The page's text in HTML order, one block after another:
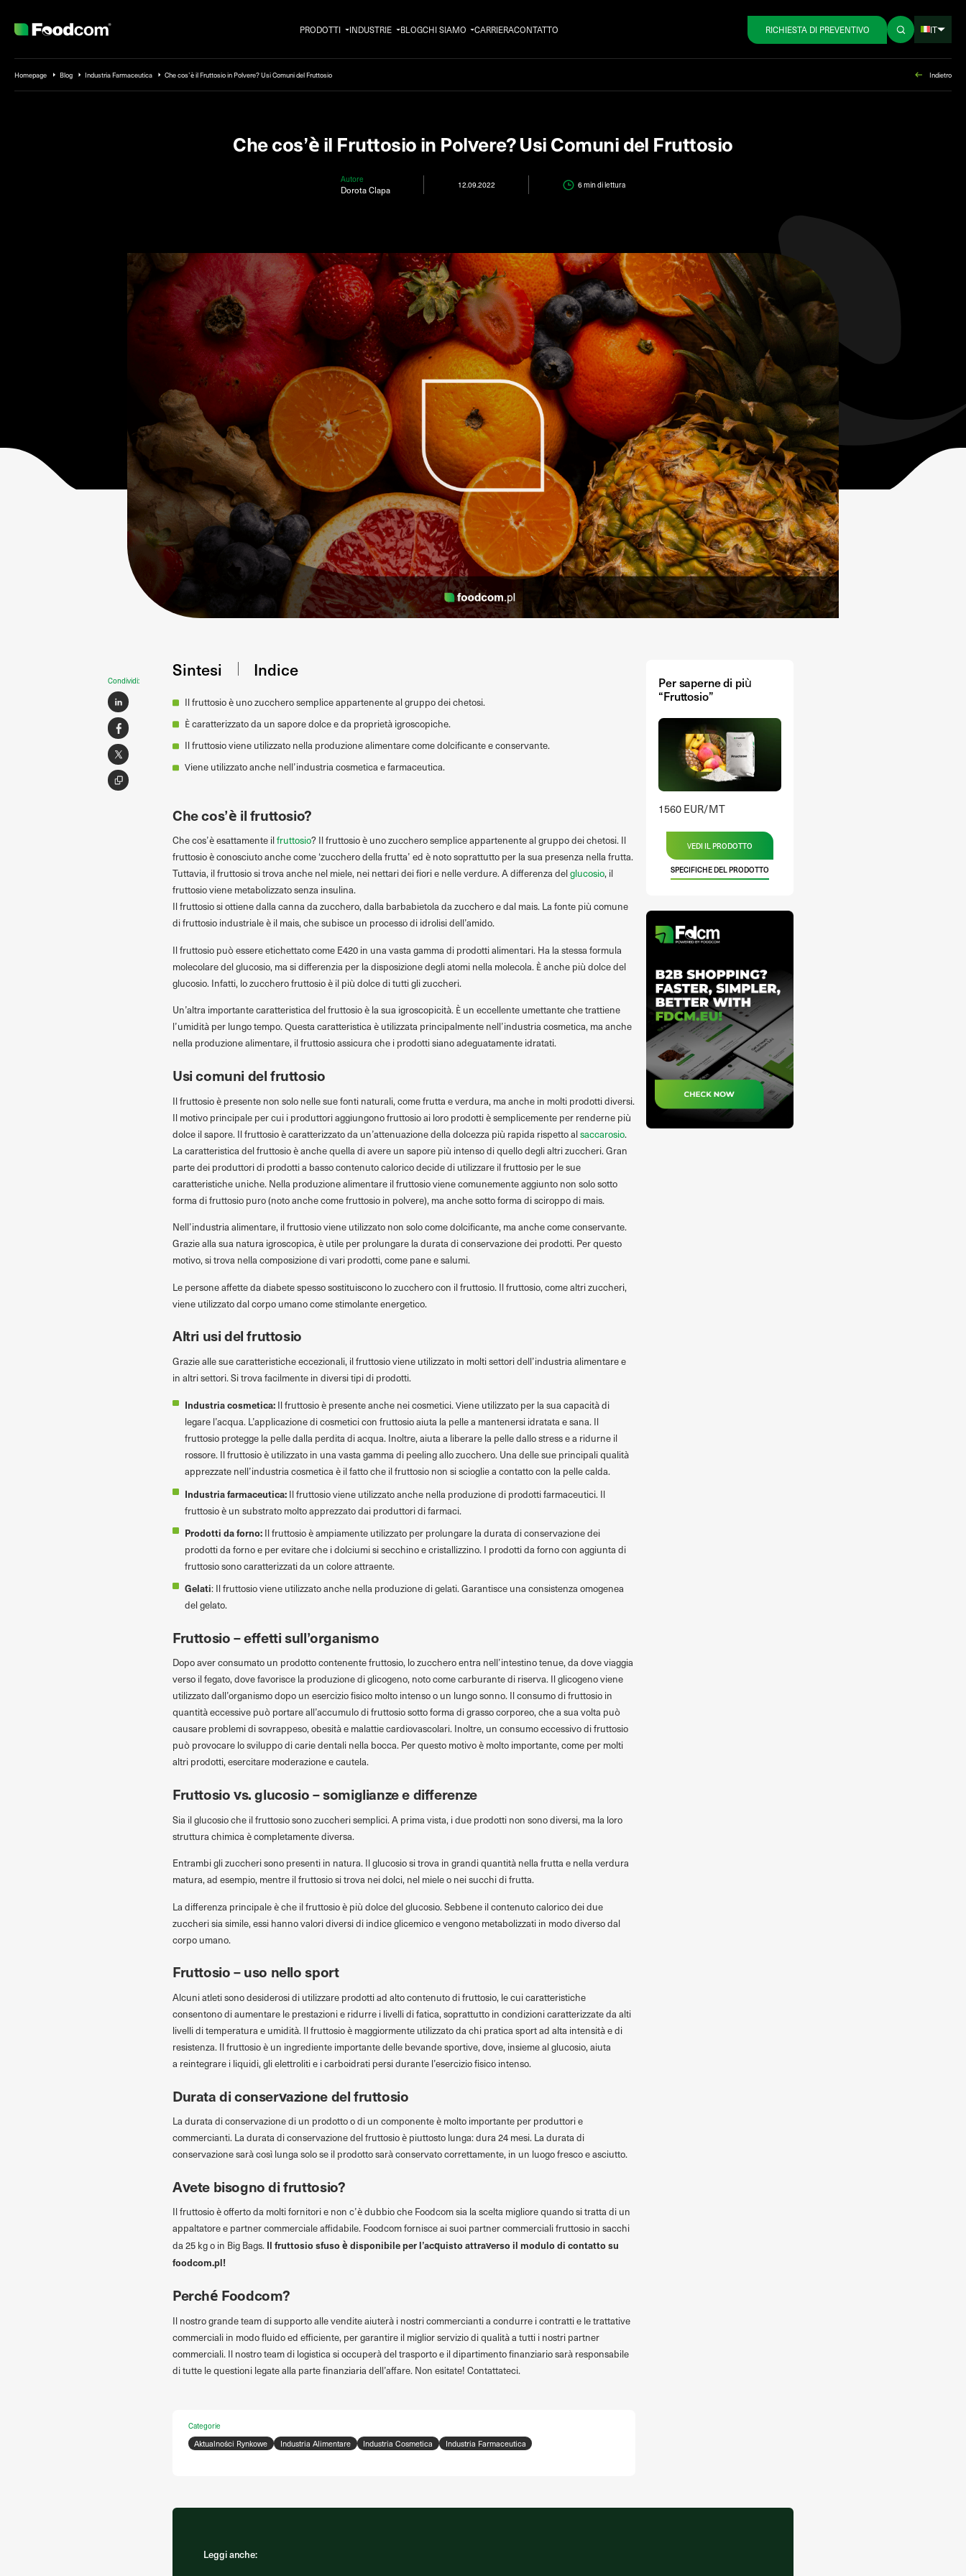
PRODOTTI INDUSTRIE BLOGCHI SIAMO CARRIERACONTATTO RICHIESTA DI PREVENTIVO IT
Homepage Blog Industria Farmaceutica Che cos’è il Fruttosio in Polvere? Usi Comuni del Fruttosio Indietro
Che cos’è il Fruttosio in Polvere? Usi Comuni del Fruttosio
Autore
Dorota Clapa 12.09.2022 6 mindi lettura
Condividi:
Sintesi Indice
Il fruttosio è uno zucchero semplice appartenente al gruppo dei chetosi.
È caratterizzato da un sapore dolce e da proprietà igroscopiche.
Il fruttosio viene utilizzato nella produzione alimentare come dolcificante e conservante.
Viene utilizzato anche nell’industria cosmetica e farmaceutica.
Che cos’è il fruttosio?
Che cos’è esattamente ilfruttosio? Il fruttosio è uno zucchero semplice appartenente al gruppo dei chetosi. Il
fruttosio è conosciuto anche come ‘zucchero della frutta’ ed è noto soprattutto per la sua presenza nella frutta.
Tuttavia, il fruttosio si trova anche nel miele, nei nettari dei fiori e nelle verdure. A differenza delglucosio, il
fruttosio viene metabolizzato senza insulina.
Il fruttosio si ottiene dalla canna da zucchero, dalla barbabietola da zucchero e dal mais. La fonte più comune
di fruttosio industriale è il mais, che subisce un processo di idrolisi dell’amido.
Il fruttosio può essere etichettato come E420 in una vasta gamma di prodotti alimentari. Ha la stessa formula
molecolare del glucosio, ma si differenzia per la disposizione degli atomi nella molecola. È anche più dolce del
glucosio. Infatti, lo zucchero fruttosio è il più dolce di tutti gli zuccheri.
Un’altra importante caratteristica del fruttosio è la sua igroscopicità. È un eccellente umettante che trattiene
l’umidità per lungo tempo. Questa caratteristica è utilizzata principalmente nell’industria cosmetica, ma anche
nella produzione alimentare, il fruttosio assicura che i prodotti siano adeguatamente idratati.
Usi comuni del fruttosio
Il fruttosio è presente non solo nelle sue fonti naturali, come frutta e verdura, ma anche in molti prodotti diversi.
Il motivo principale per cui i produttori aggiungono fruttosio ai loro prodotti è semplicemente per renderne più
dolce il sapore. Il fruttosio è caratterizzato da un’attenuazione della dolcezza più rapida rispetto alsaccarosio.
La caratteristica del fruttosio è anche quella di avere un sapore più intenso di quello degli altri zuccheri. Gran
parte dei produttori di prodotti a basso contenuto calorico decide di utilizzare il fruttosio per le sue
caratteristiche uniche. Nella produzione alimentare il fruttosio viene comunemente aggiunto non solo sotto
forma di fruttosio puro (noto anche come fruttosio in polvere), ma anche sotto forma di sciroppo di mais.
Nell’industria alimentare, il fruttosio viene utilizzato non solo come dolcificante, ma anche come conservante.
Grazie alla sua natura igroscopica, è utile per prolungare la durata di conservazione dei prodotti. Per questo
motivo, si trova nella composizione di vari prodotti, come pane e salumi.
Le persone affette da diabete spesso sostituiscono lo zucchero con il fruttosio. Il fruttosio, come altri zuccheri,
viene utilizzato dal corpo umano come stimolante energetico.
Altri usi del fruttosio
Grazie alle sue caratteristiche eccezionali, il fruttosio viene utilizzato in molti settori dell’industria alimentare e
in altri settori. Si trova facilmente in diversi tipi di prodotti.
Industria cosmetica: Il fruttosio è presente anche nei cosmetici. Viene utilizzato per la sua capacità di
legare l’acqua. L’applicazione di cosmetici con fruttosio aiuta la pelle a mantenersi idratata e sana. Il
fruttosio protegge la pelle dalla perdita di acqua. Inoltre, aiuta a liberare la pelle dallo stress e a ridurne il
rossore. Il fruttosio è utilizzato in una vasta gamma di peeling allo zucchero. Una delle sue principali qualità
apprezzate nell’industria cosmetica è il fatto che il fruttosio non si scioglie a contatto con la pelle calda.
Industria farmaceutica: Il fruttosio viene utilizzato anche nella produzione di prodotti farmaceutici. Il
fruttosio è un substrato molto apprezzato dai produttori di farmaci.
Prodotti da forno: Il fruttosio è ampiamente utilizzato per prolungare la durata di conservazione dei
prodotti da forno e per evitare che i dolciumi si secchino e cristallizzino. I prodotti da forno con aggiunta di
fruttosio sono caratterizzati da un colore attraente.
Gelati: Il fruttosio viene utilizzato anche nella produzione di gelati. Garantisce una consistenza omogenea
del gelato.
Fruttosio – effetti sull’organismo
Dopo aver consumato un prodotto contenente fruttosio, lo zucchero entra nell’intestino tenue, da dove viaggia
verso il fegato, dove favorisce la produzione di glicogeno, noto come carburante di riserva. Il glicogeno viene
utilizzato dall’organismo dopo un esercizio fisico molto intenso o un lungo sonno. Il consumo di fruttosio in
quantità eccessive può portare all’accumulo di fruttosio sotto forma di grasso corporeo, che a sua volta può
causare problemi di sovrappeso, obesità e malattie cardiovascolari. Inoltre, un consumo eccessivo di fruttosio
può provocare lo sviluppo di carie dentali nella bocca. Per questo motivo è molto importante, come per molti
altri prodotti, esercitare moderazione e cautela.
Fruttosio vs. glucosio – somiglianze e differenze
Sia il glucosio che il fruttosio sono zuccheri semplici. A prima vista, i due prodotti non sono diversi, ma la loro
struttura chimica è completamente diversa.
Entrambi gli zuccheri sono presenti in natura. Il glucosio si trova in grandi quantità nella frutta e nella verdura
matura, ad esempio, mentre il fruttosio si trova nei dolci, nel miele o nei succhi di frutta.
La differenza principale è che il fruttosio è più dolce del glucosio. Sebbene il contenuto calorico dei due
zuccheri sia simile, essi hanno valori diversi di indice glicemico e vengono metabolizzati in modo diverso dal
corpo umano.
Fruttosio – uso nello sport
Alcuni atleti sono desiderosi di utilizzare prodotti ad alto contenuto di fruttosio, le cui caratteristiche
consentono di aumentare le prestazioni e ridurre i livelli di fatica, soprattutto in condizioni caratterizzate da alti
livelli di temperatura e umidità. Il fruttosio è maggiormente utilizzato da chi pratica sport ad alta intensità e di
resistenza. Il fruttosio è un ingrediente importante delle bevande sportive, dove, insieme al glucosio, aiuta
a reintegrare i liquidi, gli elettroliti e i carboidrati persi durante l’esercizio fisico intenso.
Durata di conservazione del fruttosio
La durata di conservazione di un prodotto o di un componente è molto importante per produttori e
commercianti. La durata di conservazione del fruttosio è piuttosto lunga: dura 24 mesi. La durata di
conservazione sarà così lunga solo se il prodotto sarà conservato correttamente, in un luogo fresco e asciutto.
Avete bisogno di fruttosio?
Il fruttosio è offerto da molti fornitori e non c’è dubbio che Foodcom sia la scelta migliore quando si tratta di un
appaltatore e partner commerciale affidabile. Foodcom fornisce ai suoi partner commerciali fruttosio in sacchi
da 25 kg o in Big Bags. Il fruttosio sfuso è disponibile per l’acquisto attraverso il modulo di contatto su
foodcom.pl!
Perché Foodcom?
Il nostro grande team di supporto alle vendite aiuterà i nostri commercianti a condurre i contratti e le trattative
commerciali in modo fluido ed efficiente, per garantire il miglior servizio di qualità a tutti i nostri partner
commerciali. Il nostro team di logistica si occuperà del trasporto e il dipartimento finanziario sarà responsabile
di tutte le questioni legate alla parte finanziaria dell’affare. Non esitate! Contattateci.
Categorie
Aktualności Rynkowe Industria Alimentare Industria Cosmetica Industria Farmaceutica
Per saperne di più
“Fruttosio”
1560 EUR/MT
VEDI IL PRODOTTO
SPECIFICHE DEL PRODOTTO
Leggi anche: